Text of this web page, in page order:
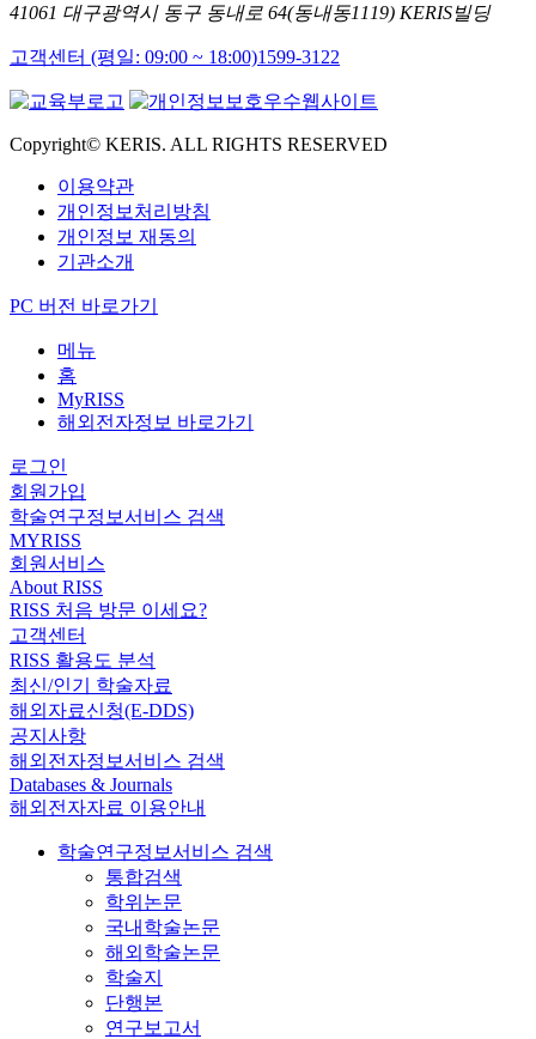
41061 대구광역시 동구 동내로 64(동내동1119) KERIS빌딩
고객센터 (평일: 09:00 ~ 18:00)1599-3122
Copyright© KERIS. ALL RIGHTS RESERVED
이용약관
개인정보처리방침
개인정보 재동의
기관소개
PC 버전 바로가기
메뉴
홈
MyRISS
해외전자정보 바로가기
로그인
회원가입
학술연구정보서비스 검색
MYRISS
회원서비스
About RISS
RISS 처음 방문 이세요?
고객센터
RISS 활용도 분석
최신/인기 학술자료
해외자료신청(E-DDS)
공지사항
해외전자정보서비스 검색
Databases & Journals
해외전자자료 이용안내
학술연구정보서비스 검색
통합검색
학위논문
국내학술논문
해외학술논문
학술지
단행본
연구보고서